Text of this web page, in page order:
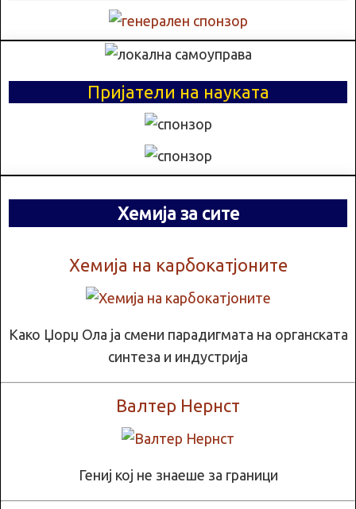
Пријатели на науката
Хемија за сите
Хемија на карбокатјоните
Како Џорџ Ола ја смени парадигмата на органската
синтеза и индустрија
Валтер Нернст
Гениј кој не знаеше за граници